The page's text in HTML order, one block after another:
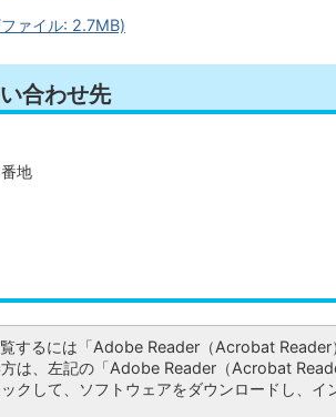
ァイル: 2.7MB)
合わせ先
地
するには「Adobe Reader（Acrobat Reader
は、左記の「Adobe Reader（Acrobat
クして、ソフトウェアをダウンロードし、イ